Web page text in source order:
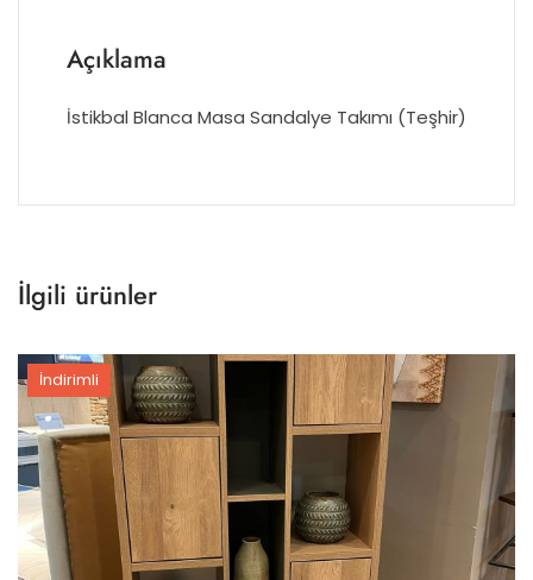
Açıklama
İstikbal Blanca Masa Sandalye Takımı (Teşhir)
İlgili ürünler
İndirimli